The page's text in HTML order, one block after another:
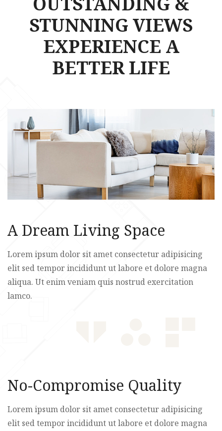
STUNNING VIEWS
EXPERIENCE A
BETTER LIFE
A Dream Living Space
Lorem ipsum dolor sit amet consectetur adipisicing
elit sed tempor incididunt ut labore et dolore magna
aliqua. Ut enim veniam quis nostrud exercitation
lamco.
No-Compromise Quality
Lorem ipsum dolor sit amet consectetur adipisicing
elit sed tempor incididunt ut labore et dolore magna